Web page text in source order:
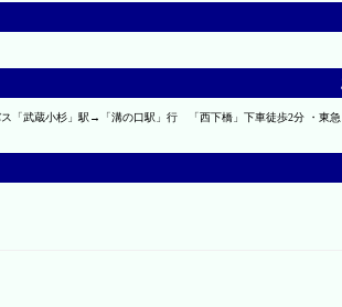
「武蔵小杉」駅→「溝の口駅」行 「西下橋」下車徒歩2分 ・